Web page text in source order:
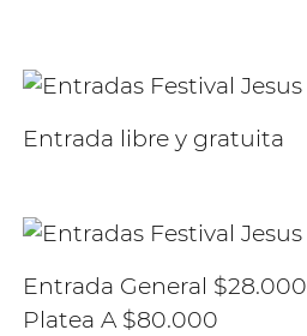
Entrada libre y gratuita
Entrada General $28.000
Platea A $80.000